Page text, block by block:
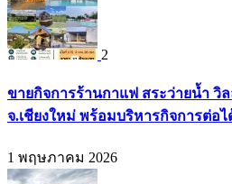
2
ขายกิจการร้านกาแฟ สระว่ายน้ำ วิ
จ.เชียงใหม่ พร้อมบริหารกิจการต่อได้
1 พฤษภาคม 2026